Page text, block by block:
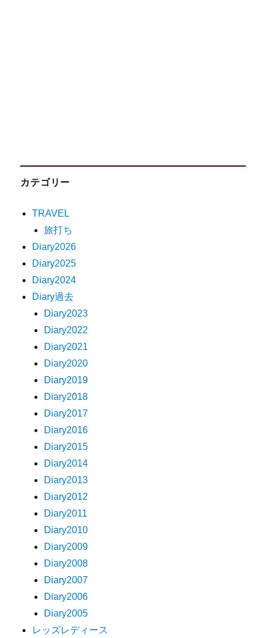
カテゴリー
TRAVEL
旅打ち
Diary2026
Diary2025
Diary2024
Diary過去
Diary2023
Diary2022
Diary2021
Diary2020
Diary2019
Diary2018
Diary2017
Diary2016
Diary2015
Diary2014
Diary2013
Diary2012
Diary2011
Diary2010
Diary2009
Diary2008
Diary2007
Diary2006
Diary2005
レッズレディース